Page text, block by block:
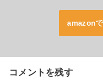
amazon
コメントを残す